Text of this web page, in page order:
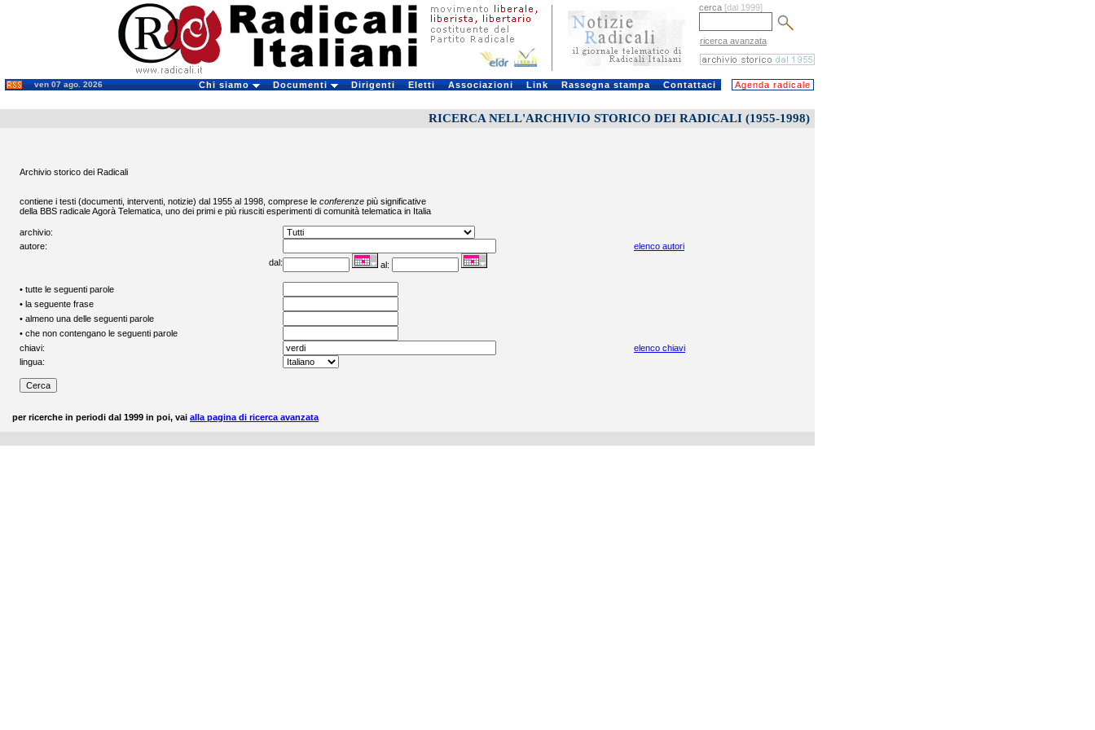
cerca [dal 1999]
ricerca avanzata
ven 07 ago. 2026 Chi siamo Documenti Dirigenti Eletti Associazioni Link Rassegna stampa Contattaci Agenda radicale
RICERCA NELL'ARCHIVIO STORICO DEI RADICALI (1955-1998)
Archivio storico dei Radicali
contiene i testi (documenti, interventi, notizie) dal 1955 al 1998, comprese le conferenze più significative
della BBS radicaleAgorà Telematica , uno dei primi e più riusciti esperimenti di comunità telematica in Italia
archivio:
autore:
elenco autori
dal:
al:
• tutte le seguenti parole
• la seguente frase
• almeno una delle seguenti parole
• che non contengano le seguenti parole
chiavi:
elenco chiavi
lingua:
per ricerche in periodi dal 1999 in poi, vai alla pagina di ricerca avanzata